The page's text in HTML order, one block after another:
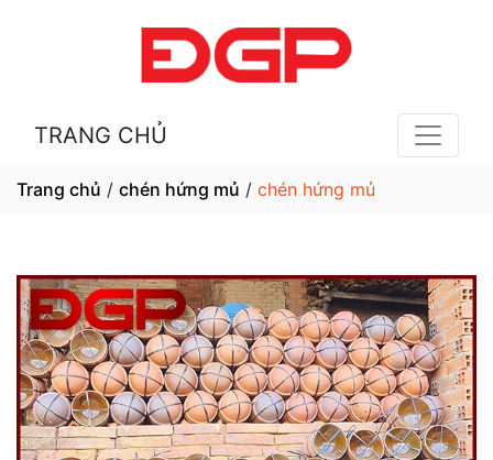
TRANG CHỦ
Trang chủ / chén hứng mủ / chén hứng mủ